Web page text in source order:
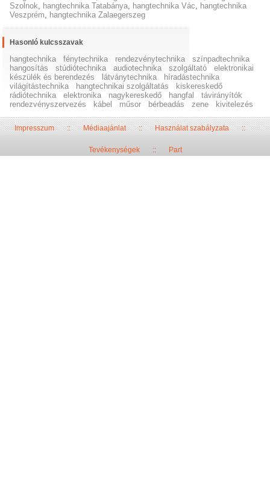
Szolnok, hangtechnika Tatabánya, hangtechnika Vác, hangtechnika
Veszprém, hangtechnika Zalaegerszeg
Hasonló kulcsszavak
hangtechnika fénytechnika rendezvénytechnika
színpadtechnika
hangosítás
stúdiótechnika audiotechnika szolgáltató
elektronikai
készülék és berendezés
látványtechnika
híradástechnika
világítástechnika
hangtechnikai szolgáltatás
kiskereskedő
rádiótechnika
elektronika nagykereskedő hangfal
távirányítók
rendezvényszervezés
kábel műsor bérbeadás zene kivitelezés
Impresszum::Médiaajánlat::Használat szabályzata::
Tevékenységek:: Part